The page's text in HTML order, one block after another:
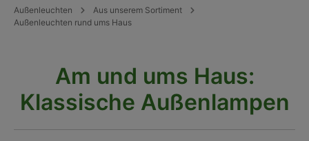
Außenleuchten
Aus unserem Sortiment
Außenleuchten rund ums Haus
Am und ums Haus:
Klassische Außenlampen